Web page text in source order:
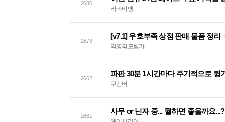
2680
라바비엔
2679
[v7.1] 우호부족 상점 판매 물품 정리
익명의모험가
2662
파판 30분 1시간마다 주기적으로 튕
쿠검버
2661
사무 or 닌자 중... 뭘하면 좋을까요...?